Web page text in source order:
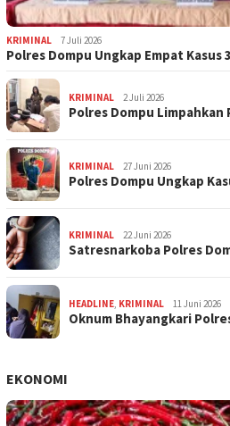
KRIMINAL 7 Juli 2026
Polres Dompu Ungkap Empat Kasus
KRIMINAL 2 Juli 2026
Polres Dompu
KRIMINAL 27 Juni 2026
Polres Dompu Ungkap
KRIMINAL 22 Juni 2026
Satresnarkoba Polres
HEADLINE, KRIMINAL 11 Juni 2026
Oknum Bhayangkari
EKONOMI